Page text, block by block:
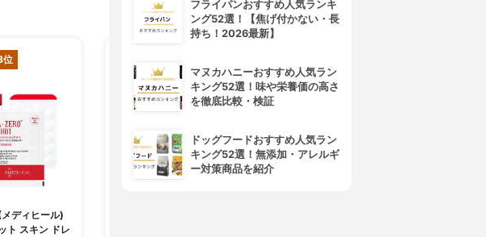
位
ディヒール)
ト スキン ドレ
フライパンおすすめ人気ランキ
ング52選！【焦げ付かない・長
持ち！2026最新】
マヌカハニーおすすめ人気ラン
キング52選！味や栄養価の高さ
を徹底比較・検証
ドッグフードおすすめ人気ラン
キング52選！無添加・アレルギ
ー対策商品を紹介